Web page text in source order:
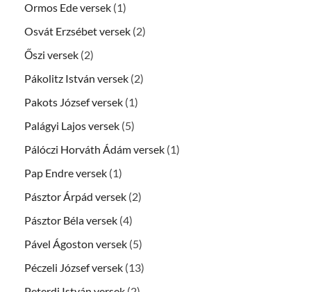
Ormos Ede versek (1)
Osvát Erzsébet versek (2)
Őszi versek (2)
Pákolitz István versek (2)
Pakots József versek (1)
Palágyi Lajos versek (5)
Pálóczi Horváth Ádám versek (1)
Pap Endre versek (1)
Pásztor Árpád versek (2)
Pásztor Béla versek (4)
Pável Ágoston versek (5)
Péczeli József versek (13)